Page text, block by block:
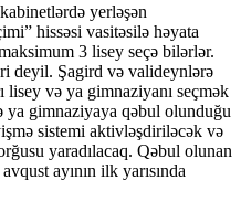
yerləşən
hissəsi vasitəsilə həyata
3 lisey seçə bilərlər.
deyil. Şagird və valideynlərə
lisey və ya gimnaziyanı seçmək
gimnaziyaya qəbul olunduğu
sistemi aktivləşdiriləcək və
yaradılacaq. Qəbul olunan
ayının ilk yarısında